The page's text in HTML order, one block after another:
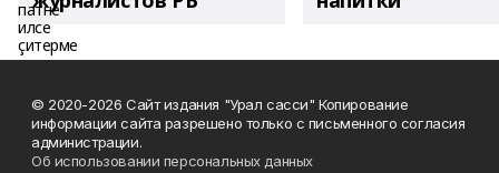
© 2020-2026 Сайт издания "Урал сасси" Копирование
информации сайта разрешено только с письменного согласия
администрации.
Об использовании персональных данных